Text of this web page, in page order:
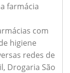
farmácia
com
higiene
redes de
Drogaria São